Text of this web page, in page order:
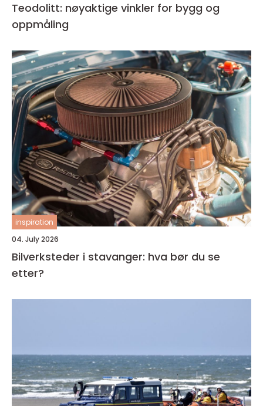
Teodolitt: nøyaktige vinkler for bygg og
oppmåling
inspiration
04. July 2026
Bilverksteder i stavanger: hva bør du se
etter?